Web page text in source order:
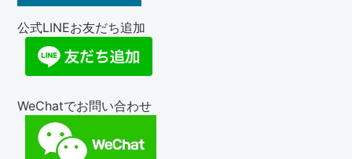
公式LINEお友だち追加
WeChatでお問い合わせ